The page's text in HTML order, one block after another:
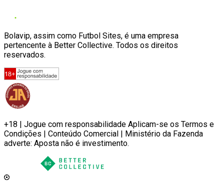
Bolavip, assim como Futbol Sites, é uma empresa
pertencente à Better Collective. Todos os direitos
reservados.
+18 | Jogue com responsabilidade Aplicam-se os Termos e
Condições | Conteúdo Comercial | Ministério da Fazenda
adverte: Aposta não é investimento.